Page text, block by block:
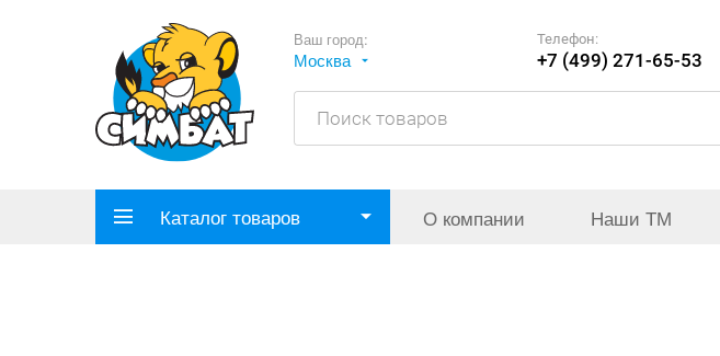
Ваш город:
Москва
Телефон:
+7 (499) 271-65-53
Каталог товаров О компании Наши ТМ